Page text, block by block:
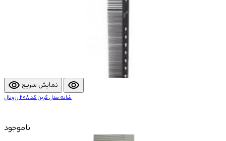
visibility نمایش سریع visibility
شانه مدل کربن کد 208 رزونال
ناموجود